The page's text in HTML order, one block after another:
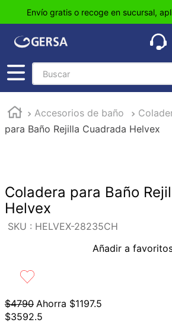
Envío gratis o recoge en sucursal,
Buscar
Accesorios de baño
para Baño Rejilla Cuadrada Helvex
Coladera para Baño
Helvex
: HELVEX-28235CH
Añadir a
$4790 Ahorra $1197.5
$3592.5
1.
pisos
2
loseta
5.
lavabo
10. lavabos